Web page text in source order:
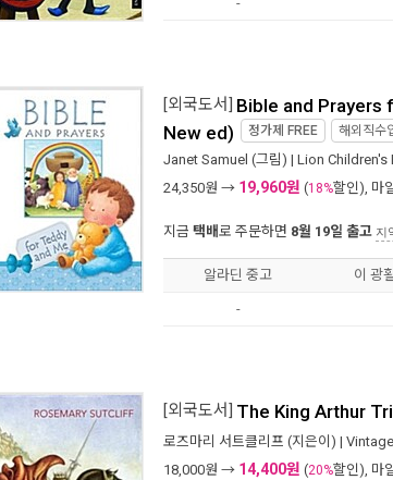
[외국도서] Bible and Prayers
New ed) 정가제 FREE 해외직수
Janet Samuel (그림) | Lion Children's
24,350원 → 19,960원 (18%할인), 마
지금 택배로 주문하면 8월 19일 출고 지
알라딘 중고 이 광
-
[외국도서] The King Arthur
로즈마리 서트클리프 (지은이) |
18,000원 → 14,400원 (20%할인), 마